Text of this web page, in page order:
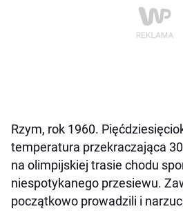
Rzym, rok 1960.
temperatura przekraczająca
na olimpijskiej trasie chodu
niespotykanego przesiewu.
początkowo prowadzili i